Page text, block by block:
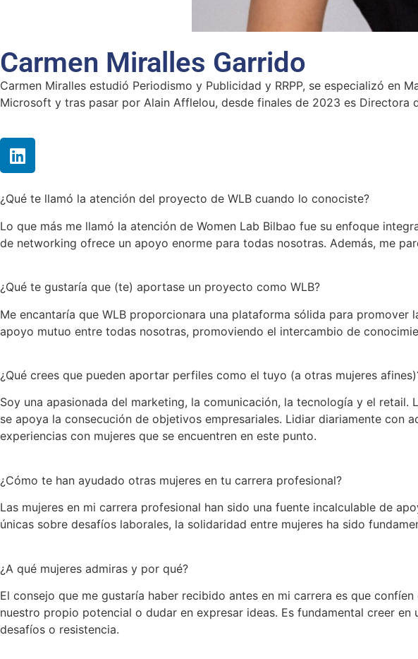
Carmen Miralles Garrido
Carmen Miralles estudió Periodismo y Publicidad y RRPP, se especializó en
Microsoft y tras pasar por Alain Afflelou, desde finales de 2023 es Directora
¿Qué te llamó la atención del proyecto de WLB cuando lo conociste?
Lo que más me llamó la atención de Women Lab Bilbao fue su enfoque
de networking ofrece un apoyo enorme para todas nosotras. Además, me
¿Qué te gustaría que (te) aportase un proyecto como WLB?
Me encantaría que WLB proporcionara una plataforma sólida para
apoyo mutuo entre todas nosotras, promoviendo el intercambio de
¿Qué crees que pueden aportar perfiles como el tuyo (a otras mujeres
Soy una apasionada del marketing, la comunicación, la tecnología y el
se apoya la consecución de objetivos empresariales. Lidiar diariamente
experiencias con mujeres que se encuentren en este punto.
¿Cómo te han ayudado otras mujeres en tu carrera profesional?
Las mujeres en mi carrera profesional han sido una fuente incalculable de
únicas sobre desafíos laborales, la solidaridad entre mujeres ha sido
¿A qué mujeres admiras y por qué?
El consejo que me gustaría haber recibido antes en mi carrera es que
nuestro propio potencial o dudar en expresar ideas. Es fundamental creer
desafíos o resistencia.